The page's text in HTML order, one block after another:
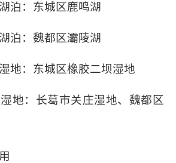
泊：东城区鹿鸣湖
泊：魏都区灞陵湖
地：东城区橡胶二坝湿地
地：长葛市关庄湿地、魏都区